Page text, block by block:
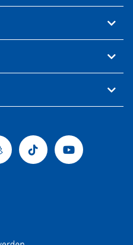
SnapchatTiktok Youtube